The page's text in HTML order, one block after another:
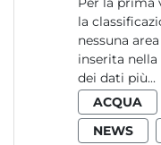
la
nessuna
inserita nella
dei dati più...
ACQUA
NEWS